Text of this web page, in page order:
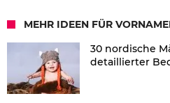
MEHR IDEEN FÜR
30 nordische
detaillierter